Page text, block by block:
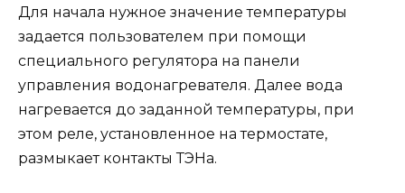
Для начала нужное значение температуры
задается пользователем при помощи
специального регулятора на панели
управления водонагревателя. Далее вода
нагревается до заданной температуры, при
этом реле, установленное на термостате,
размыкает контакты ТЭНа.